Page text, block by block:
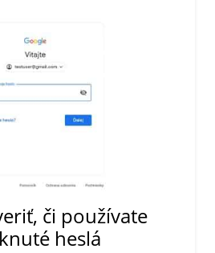
či používate
heslá